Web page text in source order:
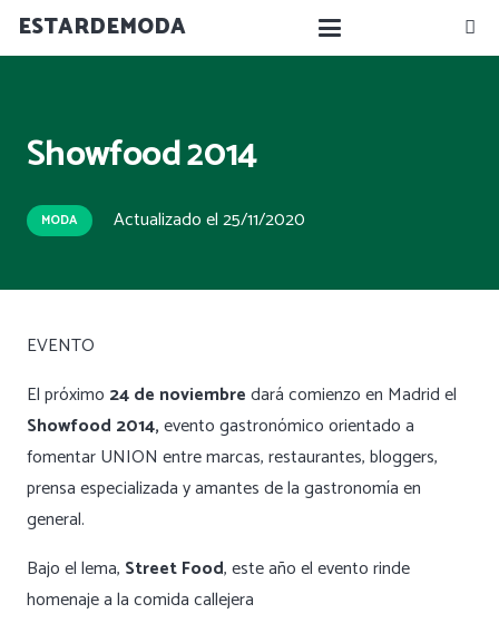
ESTARDEMODA
Showfood 2014
MODA Actualizado el25/11/2020
EVENTO
El próximo 24 de noviembredará comienzo en Madrid el
Showfood 2014,evento gastronómico orientado a
fomentar UNION entre marcas, restaurantes, bloggers,
prensa especializada y amantes de la gastronomía en
general.
Bajo el lema, Street Food, este año el evento rinde
homenaje a la comida callejera